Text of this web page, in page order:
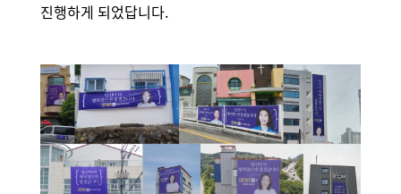
진행하게 되었답니다.